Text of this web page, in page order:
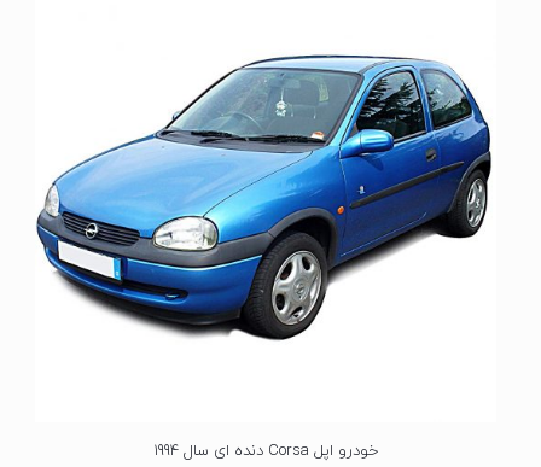
خودرو اپل Corsa دنده ای سال 1994